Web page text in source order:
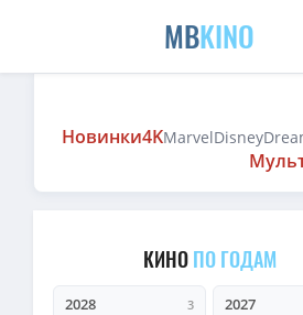
MBKINO
Новинки4KMarvelDisney
КИНОПО ГОДАМ
2028 3 2027